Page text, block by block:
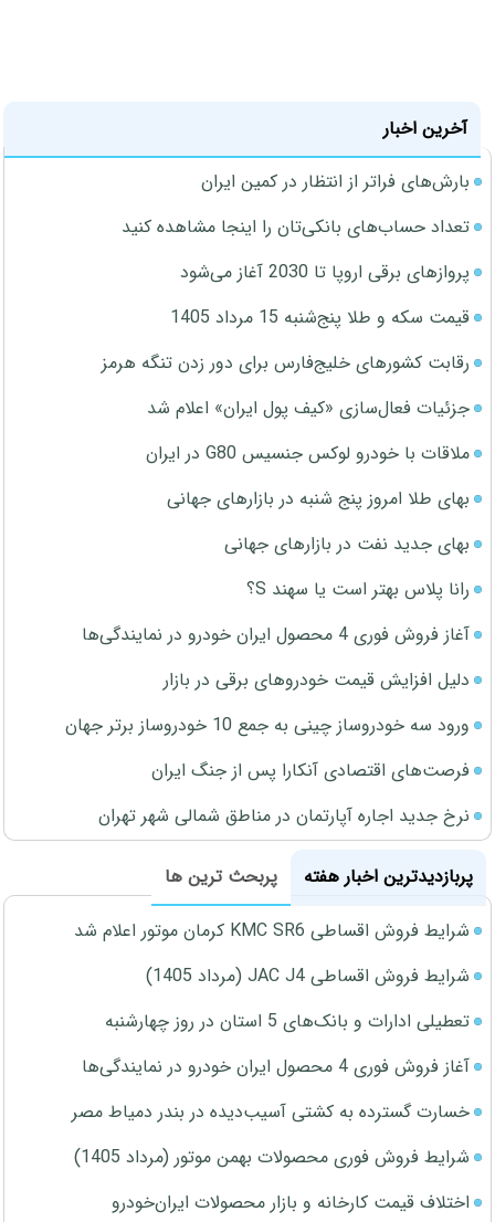
آخرین اخبار
بارش‌های فراتر از انتظار در کمین ایران
تعداد حساب‌های بانکی‌تان را اینجا مشاهده کنید
پروازهای برقی اروپا تا 2030 آغاز می‌شود
قیمت سکه و طلا پنج‌شنبه 15 مرداد 1405
رقابت کشورهای خلیج‌فارس برای دور زدن تنگه هرمز
جزئیات فعال‌سازی «کیف پول ایران» اعلام شد
ملاقات با خودرو لوکس جنسیس G80 در ایران
بهای طلا امروز پنج شنبه در بازارهای جهانی
بهای جدید نفت در بازارهای جهانی
رانا پلاس بهتر است یا سهند S؟
آغاز فروش فوری 4 محصول ایران خودرو در نمایندگی‌ها
دلیل افزایش قیمت خودروهای برقی در بازار
ورود سه خودروساز چینی به جمع 10 خودروساز برتر جهان
فرصت‌های اقتصادی آنکارا پس از جنگ ایران
نرخ جدید اجاره آپارتمان در مناطق شمالی شهر تهران
پربازدیدترین اخبار هفته
پربحث ترین ها
شرایط فروش اقساطی KMC SR6 کرمان موتور اعلام شد
شرایط فروش اقساطی JAC J4 (مرداد 1405)
تعطیلی ادارات و بانک‌های 5 استان در روز چهارشنبه
آغاز فروش فوری 4 محصول ایران خودرو در نمایندگی‌ها
خسارت گسترده به کشتی آسیب‌دیده در بندر دمیاط مصر
شرایط فروش فوری محصولات بهمن موتور (مرداد 1405)
اختلاف قیمت کارخانه و بازار محصولات ایران‌خودرو